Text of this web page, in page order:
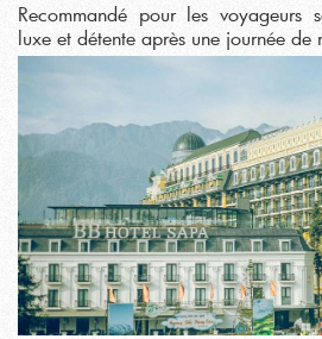
Recommandé pour les voyageurs
luxe et détente après une journée de